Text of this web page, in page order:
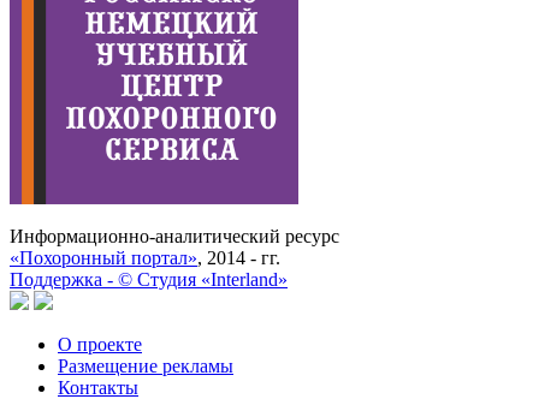
Информационно-аналитический ресурс
«Похоронный портал», 2014 - гг.
Поддержка - © Cтудия «Interland»
О проекте
Размещение рекламы
Контакты